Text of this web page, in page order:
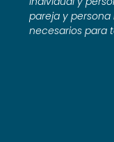
pareja y
necesarios para